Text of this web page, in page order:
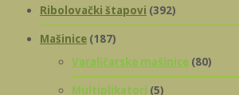
Ribolovački štapovi (392)
Mašinice (187)
Varaličarske mašinice (80)
Multiplikatori (5)